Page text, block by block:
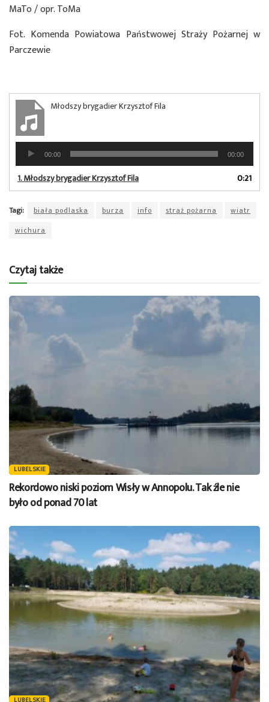
MaTo / opr. ToMa
Fot. Komenda Powiatowa Państwowej Straży Pożarnej w
Parczewie
Młodszy brygadier Krzysztof Fila
Odtwarzacz
plików
dźwiękowych
00:00 00:00
1.Młodszy brygadier Krzysztof Fila 0:21
Tagi: biała podlaska burza info straż pożarna
wiatr
wichura
Czytaj także
LUBELSKIE
Rekordowo niski poziom Wisły w Annopolu. Tak źle nie
było od ponad 70 lat